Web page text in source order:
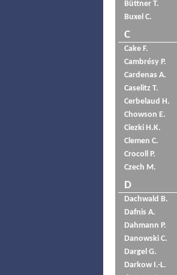
Büttner T.
Buxel C.
C
Cake F.
Cambrésy P.
Cardenas A.
Caselitz T.
Cerbelaud H.
Chowson E.
Ciezki H.K.
Clemen C.
Crocoll P.
Czech M.
D
Dachwald B.
Dafnis A.
Dahmann P.
Danowski C.
Dargel G.
Darkow I.-L.